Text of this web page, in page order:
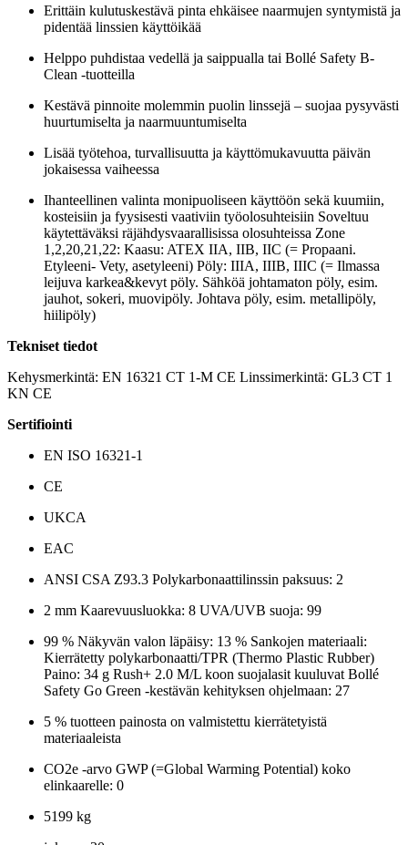
Erittäin kulutuskestävä pinta ehkäisee naarmujen syntymistä ja
pidentää linssien käyttöikää
Helppo puhdistaa vedellä ja saippualla tai Bollé Safety B-
Clean -tuotteilla
Kestävä pinnoite molemmin puolin linssejä – suojaa pysyvästi
huurtumiselta ja naarmuuntumiselta
Lisää työtehoa, turvallisuutta ja käyttömukavuutta päivän
jokaisessa vaiheessa
Ihanteellinen valinta monipuoliseen käyttöön sekä kuumiin,
kosteisiin ja fyysisesti vaativiin työolosuhteisiin Soveltuu
käytettäväksi räjähdysvaarallisissa olosuhteissa Zone
1,2,20,21,22: Kaasu: ATEX IIA, IIB, IIC (= Propaani.
Etyleeni- Vety, asetyleeni) Pöly: IIIA, IIIB, IIIC (= Ilmassa
leijuva karkea&kevyt pöly. Sähköä johtamaton pöly, esim.
jauhot, sokeri, muovipöly. Johtava pöly, esim. metallipöly,
hiilipöly)
Tekniset tiedot
Kehysmerkintä: EN 16321 CT 1-M CE Linssimerkintä: GL3 CT 1
KN CE
Sertifiointi
EN ISO 16321-1
CE
UKCA
EAC
ANSI CSA Z93.3 Polykarbonaattilinssin paksuus: 2
2 mm Kaarevuusluokka: 8 UVA/UVB suoja: 99
99 % Näkyvän valon läpäisy: 13 % Sankojen materiaali:
Kierrätetty polykarbonaatti/TPR (Thermo Plastic Rubber)
Paino: 34 g Rush+ 2.0 M/L koon suojalasit kuuluvat Bollé
Safety Go Green -kestävän kehityksen ohjelmaan: 27
5 % tuotteen painosta on valmistettu kierrätetyistä
materiaaleista
CO2e -arvo GWP (=Global Warming Potential) koko
elinkaarelle: 0
5199 kg